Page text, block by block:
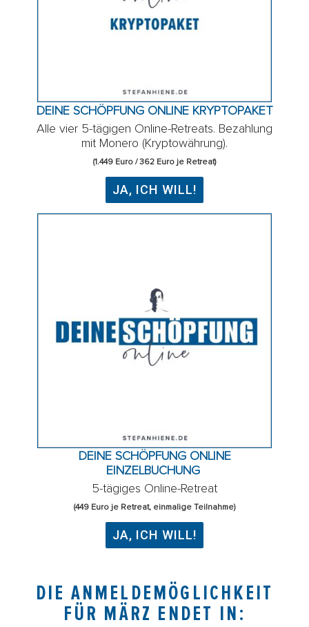
DEINE SCHÖPFUNG ONLINE KRYPTOPAKET
Alle vier 5-tägigen Online-Retreats. Bezahlung
mit Monero (Kryptowährung).
(1.449 Euro / 362 Euro je Retreat)
JA, ICH WILL!
DEINE SCHÖPFUNG ONLINE
EINZELBUCHUNG
5-tägiges Online-Retreat
(449 Euro je Retreat, einmalige Teilnahme)
JA, ICH WILL!
DIE ANMELDEMÖGLICHKEIT
FÜR MÄRZ ENDET IN: